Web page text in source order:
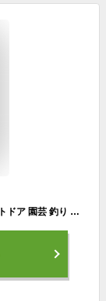
虫除けインナー 虫対策 防虫インナー キャンプ アウトドア 園芸 釣り 作業服 インナーウェア メンズ M L LL L 3L 春 夏 秋 冬 オールシーズン インナー